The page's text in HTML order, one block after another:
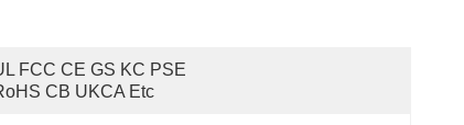
FCC CE GS KC PSE
CB UKCA Etc